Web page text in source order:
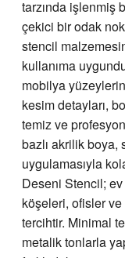
tarzında işlenmiş
çekici bir odak
stencil
kullanıma
mobilya
kesim detayları,
temiz ve
bazlı akrilik boya,
uygulamasıyla
Deseni Stencil;
köşeleri, ofisler
tercihtir. Minimal
metalik tonlarla